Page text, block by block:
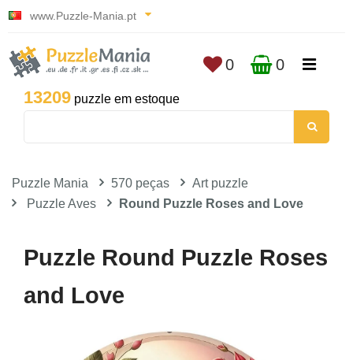
www.Puzzle-Mania.pt
13209 puzzle em estoque
0 0
Puzzle Mania 570 peças
Art puzzle
Puzzle Aves
Round Puzzle Roses and Love
Puzzle Round Puzzle Roses
and Love